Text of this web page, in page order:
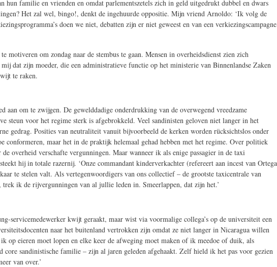
hun familie en vrienden en omdat parlementszetels zich in geld uitgedrukt dubbel en dwars
Het zal wel, bingo!, denkt de ingehuurde oppositie. Mijn vriend Arnoldo: ‘Ik volg de
doen we niet, debatten zijn er niet geweest en van een verkiezingscampagne
om zondag naar de stembus te gaan. Mensen in overheidsdienst zien zich
dat zijn moeder, die een administratieve functie op het ministerie van Binnenlandse Zaken
te raken.
om te zwijgen. De gewelddadige onderdrukking van de overwegend vreedzame
steun voor het regime sterk is afgebrokkeld. Veel sandinisten geloven niet langer in het
gedrag. Posities van neutraliteit vanuit bijvoorbeeld de kerken worden rücksichtslos onder
conformeren, maar het in de praktijk helemaal gehad hebben met het regime. Over politiek
overheid verschafte vergunningen. Maar wanneer ik als enige passagier in de taxi
hij in totale razernij. ‘Onze commandant kinderverkachter (refereert aan incest van Ortega
te stelen valt. Als vertegenwoordigers van ons collectief – de grootste taxicentrale van
ik de rijvergunningen van al jullie leden in. Smeerlappen, dat zijn het.’
servicemedewerker kwijt geraakt, maar wist via voormalige collega’s op de universiteit een
naar het buitenland vertrokken zijn omdat ze niet langer in Nicaragua willen
op eieren moet lopen en elke keer de afweging moet maken of ik meedoe of duik, als
sandinistische familie – zijn al jaren geleden afgehaakt. Zelf hield ik het pas voor gezien
van over.’